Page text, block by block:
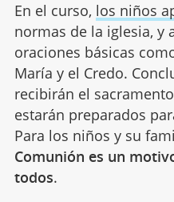
En el curso, los niños
normas de la iglesia, y
oraciones básicas
María y el Credo.
recibirán el
estarán preparados
Para los niños y su
Comunión es un
todos.